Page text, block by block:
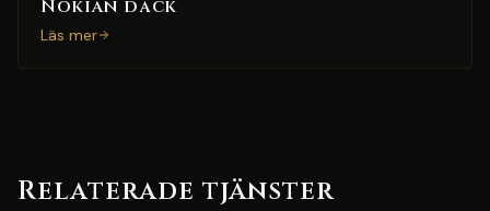
Nokian däck
Läs mer
Relaterade tjänster